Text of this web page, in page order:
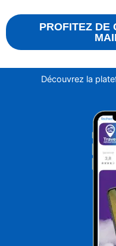
PROFITEZ DE
Découvrez la